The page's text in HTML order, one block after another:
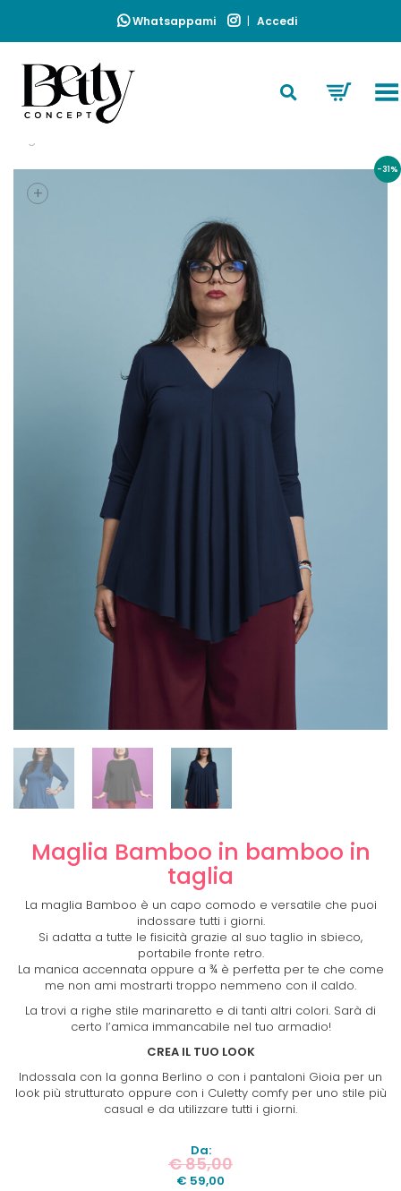
Whatsappami | Accedi
Toggle Menu
Tessuto »
-31%
+
Maglia Bamboo in bamboo in
taglia
La maglia Bamboo è un capo comodo e versatile che puoi
indossare tutti i giorni.
Si adatta a tutte le fisicità grazie al suo taglio in sbieco,
portabile fronte retro.
La manica accennata oppure a ¾ è perfetta per te che come
me non ami mostrarti troppo nemmeno con il caldo.
La trovi a righe stile marinaretto e di tanti altri colori. Sarà di
certo l’amica immancabile nel tuo armadio!
CREA IL TUO LOOK
Indossala con la gonna Berlino o con i pantaloni Gioia per un
look più strutturato oppure con i Culetty comfy per uno stile più
casual e da utilizzare tutti i giorni.
Da:
€85,00
€ 59,00